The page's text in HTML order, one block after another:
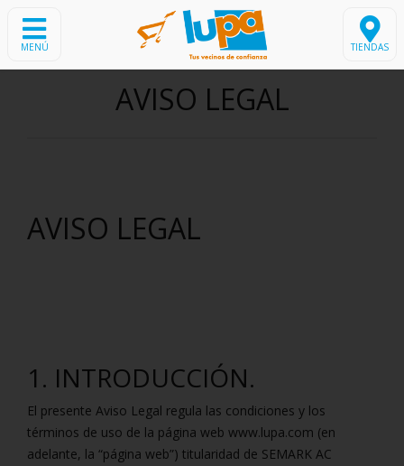
MENÚ TIENDAS
AVISO LEGAL
AVISO LEGAL
1. INTRODUCCIÓN.
El presente Aviso Legal regula las condiciones y los
términos de uso de la página web www.lupa.com (en
adelante, la “página web”) titularidad de SEMARK AC